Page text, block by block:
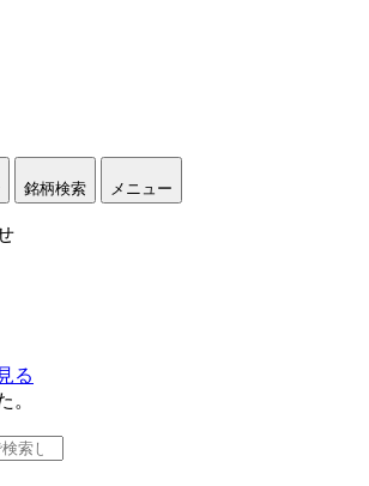
銘柄検索 メニュー
る
。